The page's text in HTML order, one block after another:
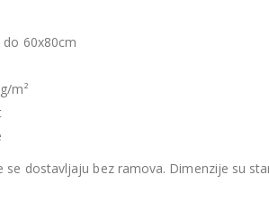
60x80cm
m²
se dostavljaju bez ramova. Dimenzije su